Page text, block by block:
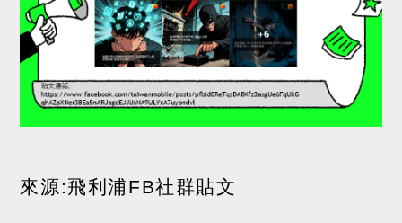
來源:飛利浦FB社群貼文